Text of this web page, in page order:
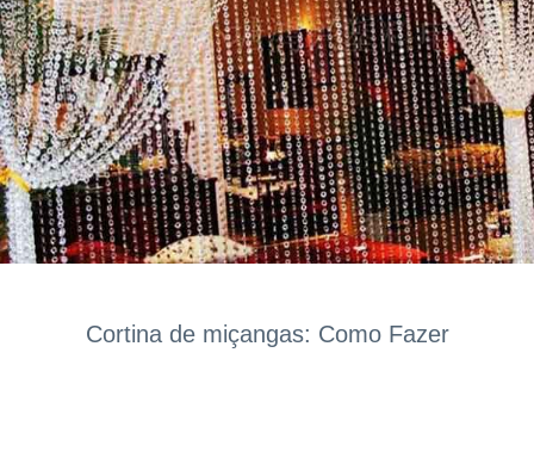
Cortina de miçangas: Como Fazer